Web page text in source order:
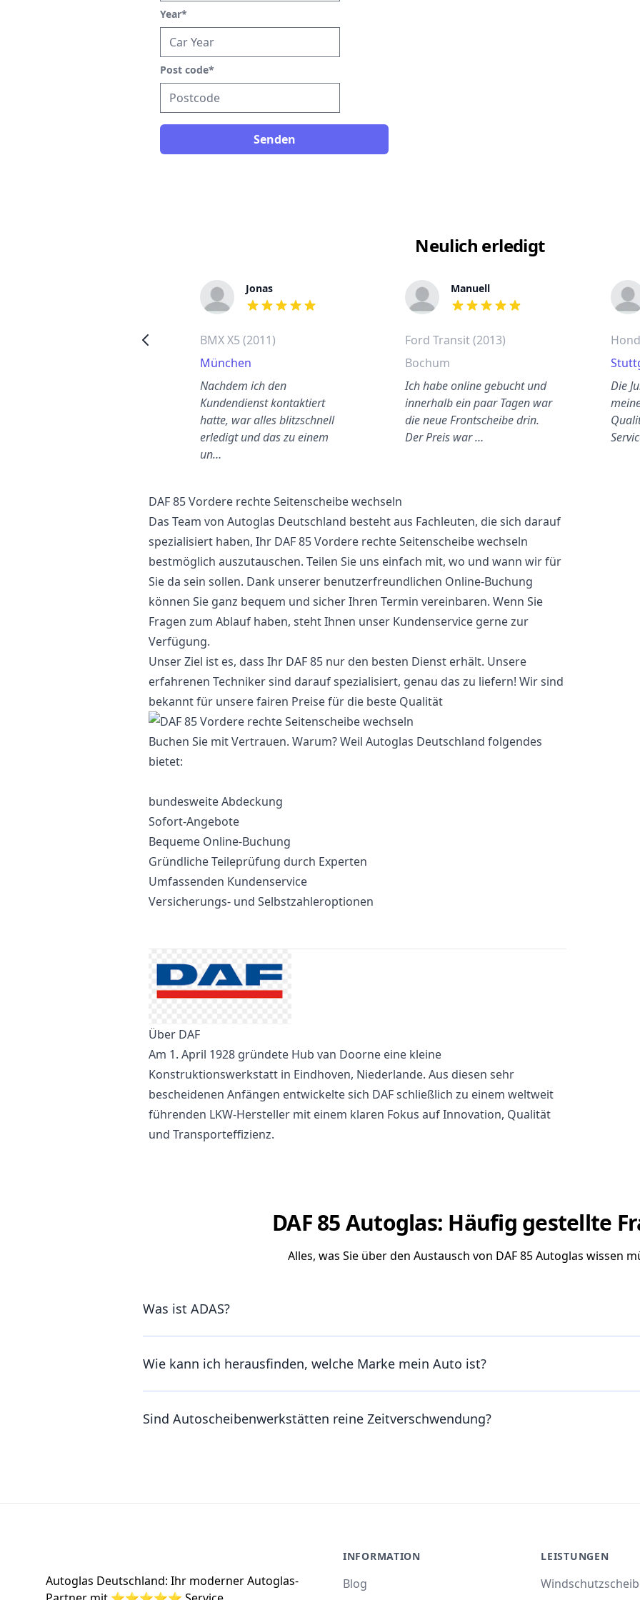
Year*
Post code*
Senden
Neulich erledigt
Jonas
out of 5 stars
BMX X5 (2011)
München
Nachdem ich den
Kundendienst kontaktiert
hatte, war alles blitzschnell
erledigt und das zu einem
un…
Manuell
out of 5 stars
Ford Transit (2013)
Bochum
Ich habe online gebucht und
innerhalb ein paar Tagen war
die neue Frontscheibe drin.
Der Preis war …
Die
DAF 85 Vordere rechte Seitenscheibe wechseln
Das Team von Autoglas Deutschland besteht aus Fachleuten, die sich darauf
spezialisiert haben, Ihr DAF 85 Vordere rechte Seitenscheibe wechseln
bestmöglich auszutauschen. Teilen Sie uns einfach mit, wo und wann wir für
Sie da sein sollen. Dank unserer benutzerfreundlichen Online-Buchung
können Sie ganz bequem und sicher Ihren Termin vereinbaren. Wenn Sie
Fragen zum Ablauf haben, steht Ihnen unser Kundenservice gerne zur
Verfügung.
Unser Ziel ist es, dass Ihr DAF 85 nur den besten Dienst erhält. Unsere
erfahrenen Techniker sind darauf spezialisiert, genau das zu liefern! Wir sind
bekannt für unsere fairen Preise für die beste Qualität
Buchen Sie mit Vertrauen. Warum? Weil Autoglas Deutschland folgendes
bietet:
bundesweite Abdeckung
Sofort-Angebote
Bequeme Online-Buchung
Gründliche Teileprüfung durch Experten
Umfassenden Kundenservice
Versicherungs- und Selbstzahleroptionen
Über DAF
Am 1. April 1928 gründete Hub van Doorne eine kleine
Konstruktionswerkstatt in Eindhoven, Niederlande. Aus diesen sehr
bescheidenen Anfängen entwickelte sich DAF schließlich zu einem weltweit
führenden LKW-Hersteller mit einem klaren Fokus auf Innovation, Qualität
und Transporteffizienz.
DAF 85 Autoglas: Häufig gestellte
Alles, was Sie über den Austausch von DAF 85 Autoglas wissen
Was ist ADAS?
Wie kann ich herausfinden, welche Marke mein Auto ist?
Sind Autoscheibenwerkstätten reine Zeitverschwendung?
Autoglas Deutschland: Ihr moderner Autoglas-
INFORMATION
Blog
LEISTUNGEN